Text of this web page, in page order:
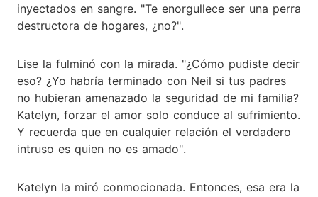
inyectados en sangre. "Te enorgullece ser una perra
destructora de hogares, ¿no?".
Lise la fulminó con la mirada. "¿Cómo pudiste decir
eso? ¿Yo habría terminado con Neil si tus padres
no hubieran amenazado la seguridad de mi familia?
Katelyn, forzar el amor solo conduce al sufrimiento.
Y recuerda que en cualquier relación el verdadero
intruso es quien no es amado".
Katelyn la miró conmocionada. Entonces, esa era la